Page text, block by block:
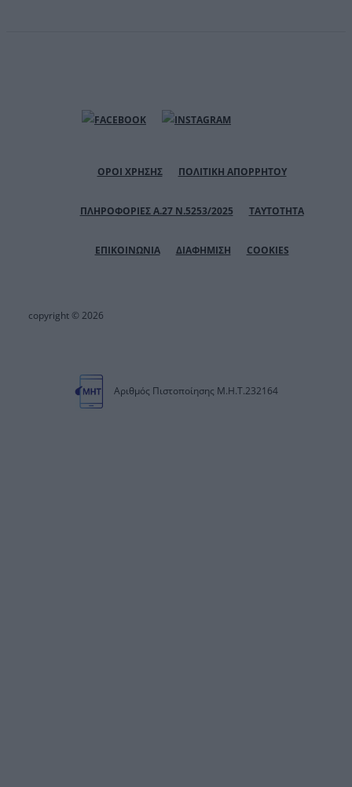
ΟΡΟΙ ΧΡΗΣΗΣ ΠΟΛΙΤΙΚΗ ΑΠΟΡΡΗΤΟΥ
ΠΛΗΡΟΦΟΡΙΕΣ Α.27 Ν.5253/2025 ΤΑΥΤΟΤΗΤΑ
ΕΠΙΚΟΙΝΩΝΙΑ ΔΙΑΦΗΜΙΣΗ COOKIES
copyright © 2026
Αριθμός Πιστοποίησης Μ.Η.Τ.232164